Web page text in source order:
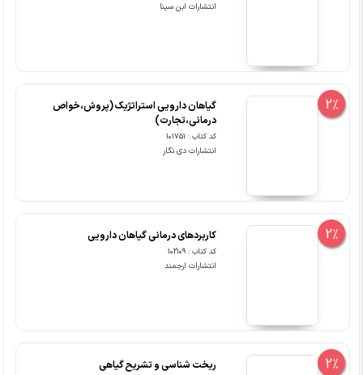
انتشارات ابن سینا
2%
گیاهان دارویی استراتژیک (پروش،خواص
درمانی،تجارت)
کد کتاب : 101751
انتشارات دی نگار
2% کاربردهای درمانی گیاهان دارویی
کد کتاب : 102109
انتشارات ارجمند
2% ریخت شناسی و تشریح گیاهی